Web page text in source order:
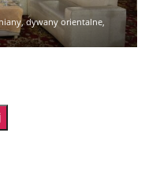
,dywany orientalne